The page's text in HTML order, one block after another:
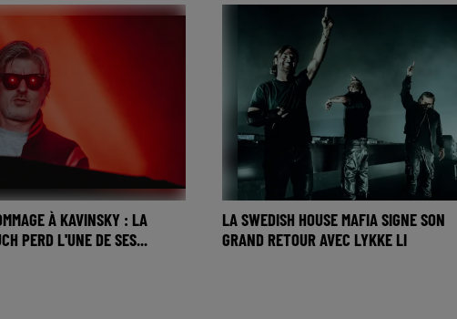
À KAVINSKY : LA
PERD L'UNE DE SES...
LA SWEDISH HOUSE MAFIA SIGNE SON
GRAND RETOUR AVEC LYKKE LI